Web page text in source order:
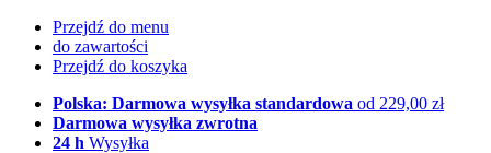
Przejdź do menu
do zawartości
Przejdź do koszyka
Polska: Darmowa wysyłka standardowa od 229,00 zł
Darmowa wysyłka zwrotna
24 h Wysyłka